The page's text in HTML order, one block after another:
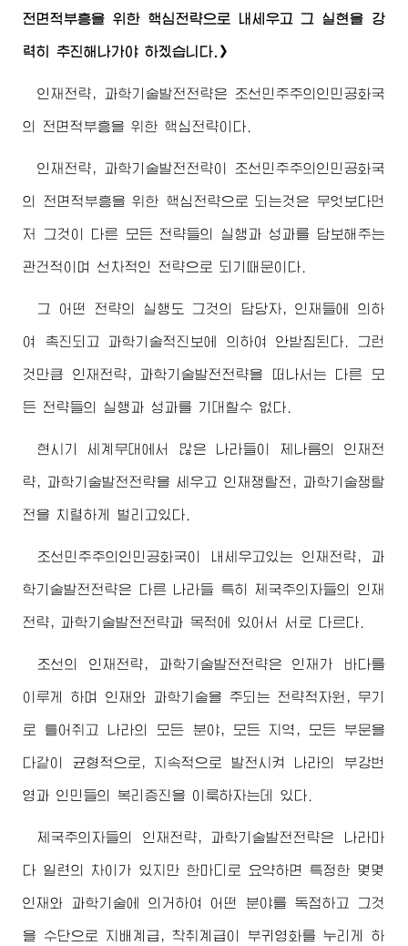
전면적부흥을 위한 핵심전략으로 내세우고 그 실현을 강
력히 추진해나가야 하겠습니다.》
인재전략, 과학기술발전전략은 조선민주주의인민공화국
의 전면적부흥을 위한 핵심전략이다.
인재전략, 과학기술발전전략이 조선민주주의인민공화국
의 전면적부흥을 위한 핵심전략으로 되는것은 무엇보다먼
저 그것이 다른 모든 전략들의 실행과 성과를 담보해주는
관건적이며 선차적인 전략으로 되기때문이다.
그 어떤 전략의 실행도 그것의 담당자, 인재들에 의하
여 촉진되고 과학기술적진보에 의하여 안받침된다. 그런
것만큼 인재전략, 과학기술발전전략을 떠나서는 다른 모
든 전략들의 실행과 성과를 기대할수 없다.
현시기 세계무대에서 많은 나라들이 제나름의 인재전
략, 과학기술발전전략을 세우고 인재쟁탈전, 과학기술쟁탈
전을 치렬하게 벌리고있다.
조선민주주의인민공화국이 내세우고있는 인재전략, 과
학기술발전전략은 다른 나라들 특히 제국주의자들의 인재
전략, 과학기술발전전략과 목적에 있어서 서로 다르다.
조선의 인재전략, 과학기술발전전략은 인재가 바다를
이루게 하며 인재와 과학기술을 주되는 전략적자원, 무기
로 틀어쥐고 나라의 모든 분야, 모든 지역, 모든 부문을
다같이 균형적으로, 지속적으로 발전시켜 나라의 부강번
영과 인민들의 복리증진을 이룩하자는데 있다.
제국주의자들의 인재전략, 과학기술발전전략은 나라마
다 일련의 차이가 있지만 한마디로 요약하면 특정한 몇몇
인재와 과학기술에 의거하여 어떤 분야를 독점하고 그것
을 수단으로 지배계급, 착취계급이 부귀영화를 누리게 하